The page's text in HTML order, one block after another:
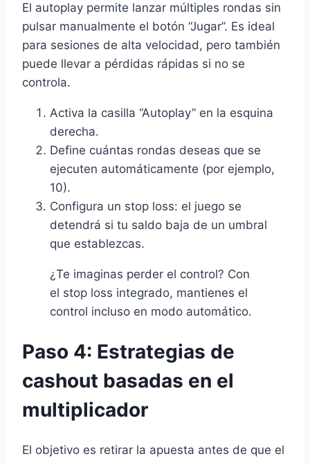
El autoplay permite lanzar múltiples rondas sin
pulsar manualmente el botón “Jugar”. Es ideal
para sesiones de alta velocidad, pero también
puede llevar a pérdidas rápidas si no se
controla.
Activa la casilla “Autoplay” en la esquina
derecha.
Define cuántas rondas deseas que se
ejecuten automáticamente (por ejemplo,
10).
Configura un stop loss: el juego se
detendrá si tu saldo baja de un umbral
que establezcas.
¿Te imaginas perder el control? Con
el stop loss integrado, mantienes el
control incluso en modo automático.
Paso 4: Estrategias de
cashout basadas en el
multiplicador
El objetivo es retirar la apuesta antes de que el